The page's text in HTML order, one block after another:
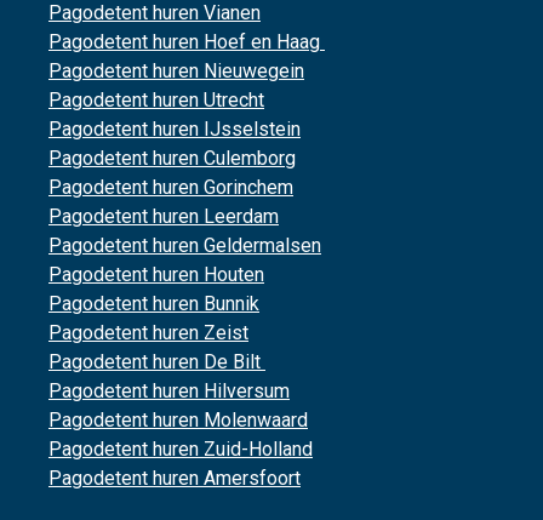
Pagodetent huren Vianen
Pagodetent huren Hoef en Haag
Pagodetent huren Nieuwegein
Pagodetent huren Utrecht
Pagodetent huren IJsselstein
Pagodetent huren Culemborg
Pagodetent huren Gorinchem
Pagodetent huren Leerdam
Pagodetent huren Geldermalsen
Pagodetent huren Houten
Pagodetent huren Bunnik
Pagodetent huren Zeist
Pagodetent huren De Bilt
Pagodetent huren Hilversum
Pagodetent huren Molenwaard
Pagodetent huren Zuid-Holland
Pagodetent huren Amersfoort